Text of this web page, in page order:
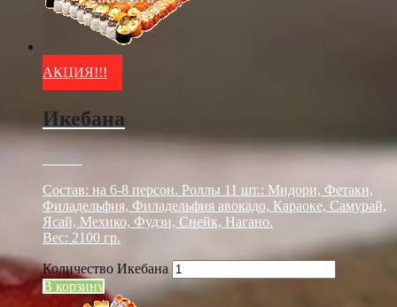
АКЦИЯ!!!
Икебана
Состав: на 6-8 персон. Роллы 11 шт.: Мидори, Фетаки,
Филадельфия, Филадельфия авокадо, Караоке, Самурай,
Ясай, Мехико, Фудзи, Снейк, Нагано.
Вес: 2100 гр.
Количество Икебана
В корзину